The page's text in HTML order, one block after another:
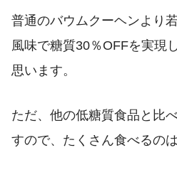
普通のバウムクーヘンより
風味で糖質30％OFFを実現
思います。
ただ、他の低糖質食品と比
すので、たくさん食べるの